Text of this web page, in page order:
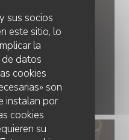
sus socios
este sitio, lo
la
datos
cookies
son
instalan por
cookies
su